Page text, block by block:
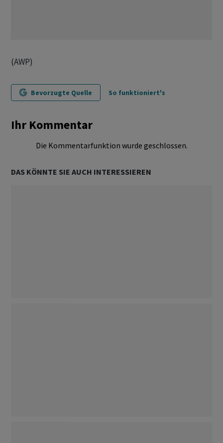
(AWP)
Bevorzugte Quelle So funktioniert's
Ihr Kommentar
Die Kommentarfunktion wurde geschlossen.
DAS KÖNNTE SIE AUCH INTERESSIEREN